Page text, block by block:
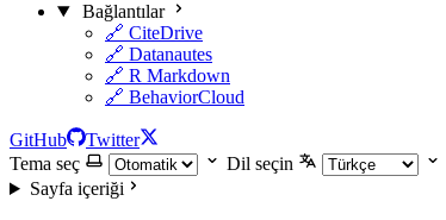
Bağlantılar
🔗 CiteDrive
🔗 Datanautes
🔗 R Markdown
🔗 BehaviorCloud
GitHub
Twitter
Tema seç
Dil seçin
Sayfa içeriği